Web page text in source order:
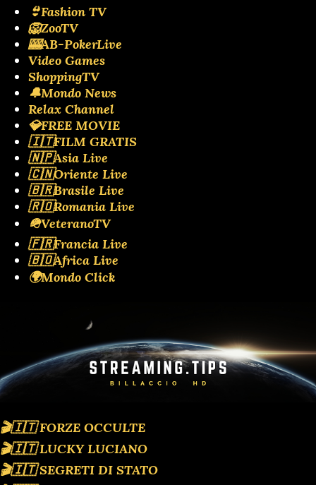
👙Fashion TV
🦁ZooTV
🎰AB-PokerLive
Video Games
ShoppingTV
🔔Mondo News
Relax Channel
💎FREE MOVIE
🇮🇹FILM GRATIS
🇳🇵Asia Live
🇨🇳Oriente Live
🇧🇷Brasile Live
🇷🇴Romania Live
🪖VeteranoTV
🇫🇷Francia Live
🇧🇴Africa Live
🌍Mondo Click
🎬🇮🇹 FORZE OCCULTE
🎬🇮🇹 LUCKY LUCIANO
🎬🇮🇹 SEGRETI DI STATO